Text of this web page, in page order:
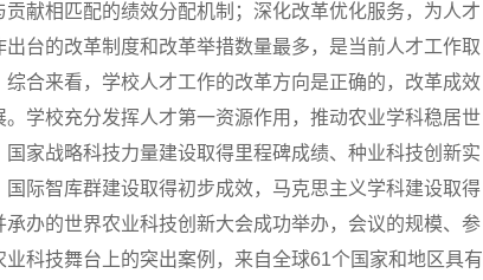
献相匹配的绩效分配机制；深化改革优化服务，为人才
台的改革制度和改革举措数量最多，是当前人才工作取
合来看，学校人才工作的改革方向是正确的，改革成效
学校充分发挥人才第一资源作用，推动农业学科稳居世
家战略科技力量建设取得里程碑成绩、种业科技创新实
际智库群建设取得初步成效，马克思主义学科建设取得
办的世界农业科技创新大会成功举办，会议的规模、参
科技舞台上的突出案例，来自全球61个国家和地区具有